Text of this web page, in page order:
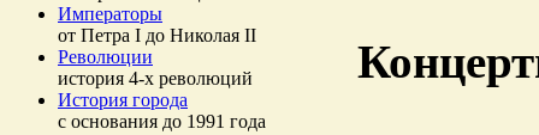
Императоры
от Петра I до Николая II
Революции
история 4-х революций
История города
с основания до 1991 года